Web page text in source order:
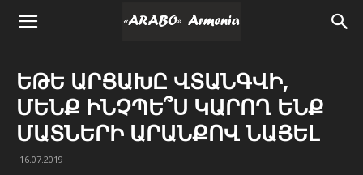
ԵԹԵ ԱՐՑԱԽԸ ՎՏԱՆԳՎԻ,
ՄԵՆՔ ԻՆՉՊԵ՞Ս ԿԱՐՈՂ ԵՆՔ
ՄԱՏՆԵՐԻ ԱՐԱՆՔՈՎ ՆԱՅԵԼ
16.07.2019